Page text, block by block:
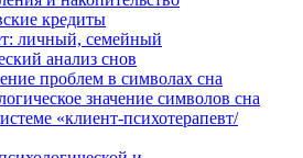
кредиты
личный, семейный
анализ снов
проблем в символах сна
значение символов сна
«клиент-психотерапевт/